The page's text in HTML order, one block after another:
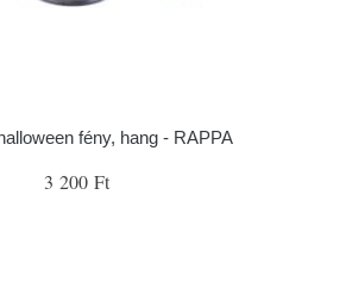
fény, hang - RAPPA
3 200 Ft